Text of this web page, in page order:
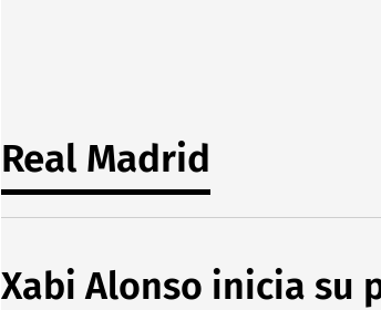
Real Madrid
Xabi Alonso inicia su